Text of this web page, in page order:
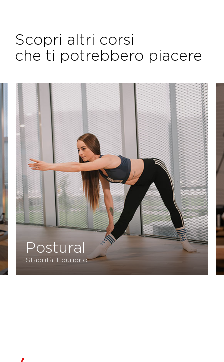
Scopri altri corsi
che ti potrebbero piacere
Reformer Pilates
Fundamentals
Equilibrio, Forza